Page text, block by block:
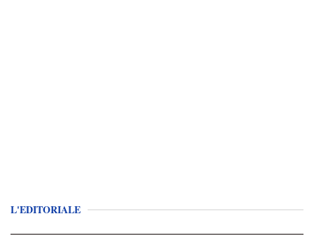
L'EDITORIALE